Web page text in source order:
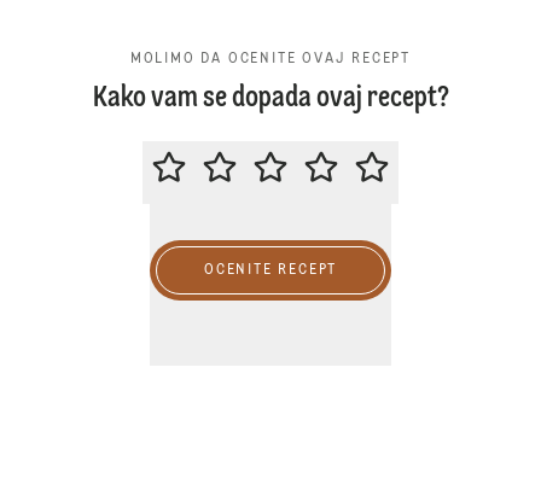
MOLIMO DA OCENITE OVAJ RECEPT
Kako vam se dopada ovaj recept?
MOLIMO DA OCENITE OVAJ
OCENITE RECEPT